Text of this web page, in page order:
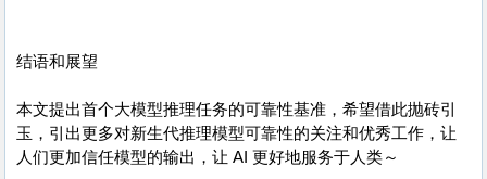
结语和展望
本文提出首个大模型推理任务的可靠性基准，希望借此抛砖引
玉，引出更多对新生代推理模型可靠性的关注和优秀工作，让
人们更加信任模型的输出，让 AI 更好地服务于人类～